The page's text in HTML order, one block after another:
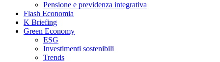
Pensione e previdenza integrativa
Flash Economia
K Briefing
Green Economy
ESG
Investimenti sostenibili
Trends